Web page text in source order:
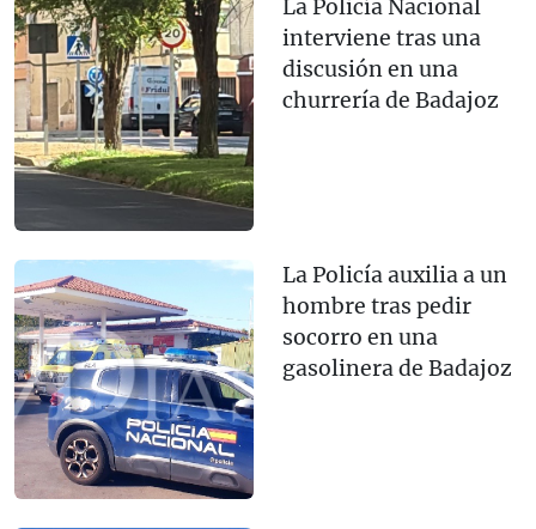
La Policía Nacional
interviene tras una
discusión en una
churrería de Badajoz
La Policía auxilia a un
hombre tras pedir
socorro en una
gasolinera de Badajoz